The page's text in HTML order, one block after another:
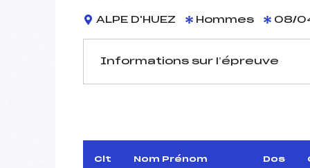
ALPE D'HUEZ Hommes 08/
Informations sur l’épreuve
Arbitre :
Assistant :
Clt Nom Prénom Dos